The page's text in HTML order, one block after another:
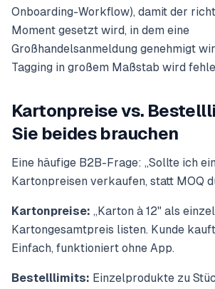
Onboarding-Workflow), damit der
Moment gesetzt wird, in dem eine
Großhandelsanmeldung genehmigt
Tagging in großem Maßstab wird
Kartonpreise vs.
Sie beides brauchen
Eine häufige B2B-Frage: „Sollte ich
Kartonpreisen verkaufen, statt MOQ
Kartonpreise: „Karton à 12" als
Kartongesamtpreis listen. Kunde
Einfach, funktioniert ohne App.
Bestelllimits: Einzelprodukte zu